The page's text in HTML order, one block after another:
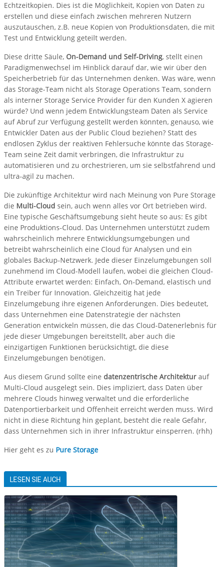
Echtzeitkopien. Dies ist die Möglichkeit, Kopien von Daten zu
erstellen und diese einfach zwischen mehreren Nutzern
auszutauschen, z.B. neue Kopien von Produktionsdaten, die mit
Test und Entwicklung geteilt werden.
Diese dritte Säule, On-Demand und Self-Driving, stellt einen
Paradigmenwechsel im Hinblick darauf dar, wie wir über den
Speicherbetrieb für das Unternehmen denken. Was wäre, wenn
das Storage-Team nicht als Storage Operations Team, sondern
als interner Storage Service Provider für den Kunden X agieren
würde? Und wenn jedem Entwicklungsteam Daten als Service
auf Abruf zur Verfügung gestellt werden könnten, genauso, wie
Entwickler Daten aus der Public Cloud beziehen? Statt des
endlosen Zyklus der reaktiven Fehlersuche könnte das Storage-
Team seine Zeit damit verbringen, die Infrastruktur zu
automatisieren und zu orchestrieren, um sie selbstfahrend und
ultra-agil zu machen.
Die zukünftige Architektur wird nach Meinung von Pure Storage
die Multi-Cloud sein, auch wenn alles vor Ort betrieben wird.
Eine typische Geschäftsumgebung sieht heute so aus: Es gibt
eine Produktions-Cloud. Das Unternehmen unterstützt zudem
wahrscheinlich mehrere Entwicklungsumgebungen und
betreibt wahrscheinlich eine Cloud für Analysen und ein
globales Backup-Netzwerk. Jede dieser Einzelumgebungen soll
zunehmend im Cloud-Modell laufen, wobei die gleichen Cloud-
Attribute erwartet werden: Einfach, On-Demand, elastisch und
ein Treiber für Innovation. Gleichzeitig hat jede
Einzelumgebung ihre eigenen Anforderungen. Dies bedeutet,
dass Unternehmen eine Datenstrategie der nächsten
Generation entwickeln müssen, die das Cloud-Datenerlebnis für
jede dieser Umgebungen bereitstellt, aber auch die
einzigartigen Funktionen berücksichtigt, die diese
Einzelumgebungen benötigen.
Aus diesem Grund sollte eine datenzentrische Architektur auf
Multi-Cloud ausgelegt sein. Dies impliziert, dass Daten über
mehrere Clouds hinweg verwaltet und die erforderliche
Datenportierbarkeit und Offenheit erreicht werden muss. Wird
nicht in diese Richtung hin geplant, besteht die reale Gefahr,
dass Unternehmen sich in ihrer Infrastruktur einsperren. (rhh)
Hier geht es zu Pure Storage
LESEN SIE AUCH